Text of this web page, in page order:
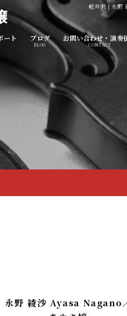
ート ブログ
BLOG
お問い合わせ・演奏
CONTACT
軽井沢 | 永野
永野 綾沙 Ayasa Nagano